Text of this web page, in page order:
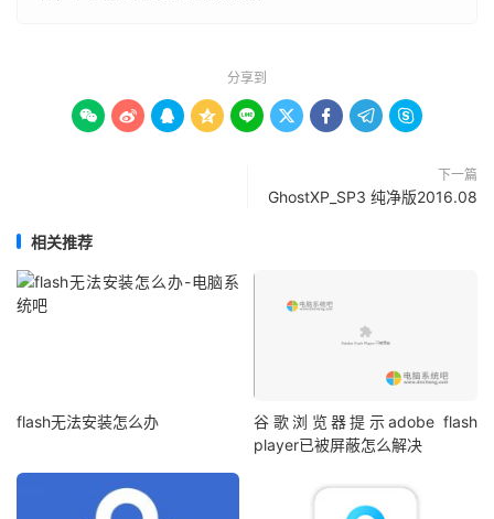
分享到
        
下一篇
GhostXP_SP3 纯净版2016.08
相关推荐
flash无法安装怎么办
谷歌浏览器提示adobe flash
player已被屏蔽怎么解决